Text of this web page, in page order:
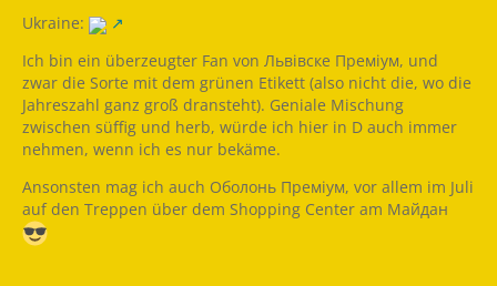
Ukraine:
Ich bin ein überzeugter Fan von Львівске Преміум, und
zwar die Sorte mit dem grünen Etikett (also nicht die, wo die
Jahreszahl ganz groß dransteht). Geniale Mischung
zwischen süffig und herb, würde ich hier in D auch immer
nehmen, wenn ich es nur bekäme.
Ansonsten mag ich auch Оболонь Преміум, vor allem im Juli
auf den Treppen über dem Shopping Center am Майдан